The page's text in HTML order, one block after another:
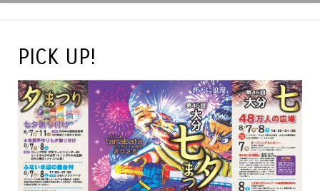
PICK UP!